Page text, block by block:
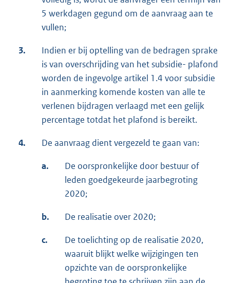
5 werkdagen gegund om de aanvraag aan te
vullen;
3.
Indien er bij optelling van de bedragen sprake
is van overschrijding van het subsidie- plafond
worden de ingevolge artikel 1.4 voor subsidie
in aanmerking komende kosten van alle te
verlenen bijdragen verlaagd met een gelijk
percentage totdat het plafond is bereikt.
4. De aanvraag dient vergezeld te gaan van:
a.
De oorspronkelijke door bestuur of
leden goedgekeurde jaarbegroting
2020;
b. De realisatie over 2020;
c.
De toelichting op de realisatie 2020,
waaruit blijkt welke wijzigingen ten
opzichte van de oorspronkelijke